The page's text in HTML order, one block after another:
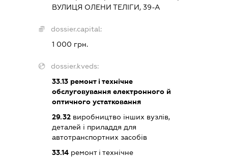
ВУЛИЦЯ ОЛЕНИ ТЕЛІГИ, 39-А
dossier.capital:
1 000 грн.
dossier.kveds:
33.13 ремонт і технічне
обслуговування електронного й
оптичного устатковання
29.32 виробництво інших вузлів,
деталей і приладдя для
автотранспортних засобів
33.14 ремонт і технічне